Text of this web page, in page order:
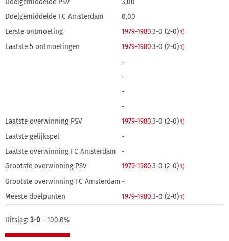
Doelgemiddelde PSV
3,00
Doelgemiddelde FC Amsterdam
0,00
Eerste ontmoeting
1979-19803-0 (2-0)1)
Laatste 5 ontmoetingen 1979-19803-0 (2-0)1)
-
-
-
-
Laatste overwinning PSV
1979-19803-0 (2-0)1)
Laatste gelijkspel
-
Laatste overwinning FC Amsterdam
-
Grootste overwinning PSV
1979-19803-0 (2-0)1)
Grootste overwinning FC Amsterdam-
Meeste doelpunten
1979-19803-0 (2-0)1)
Uitslag: 3-0 - 100,0%